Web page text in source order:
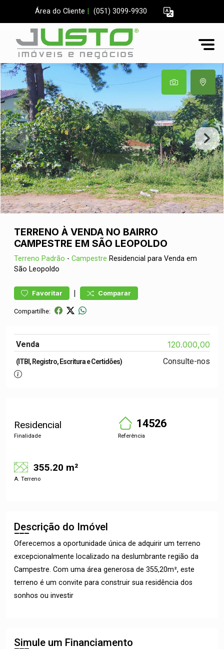
Área do Cliente (051) 3099-9930
TERRENO À VENDA NO BAIRRO
CAMPESTRE EM SÃO LEOPOLDO
Terreno Padrão - Campestre Residencial para Venda em
São Leopoldo
Favoritar | Comparar
Compartilhe:
Venda 120.000,00
(ITBI, Registro, Escritura e Certidões) Consulte-nos
Residencial
Finalidade
14526
Referência
355.20 m²
A. Terreno
Descrição do Imóvel
Oferecemos a oportunidade única de adquirir um terreno
excepcionalmente localizado na deslumbrante região da
Campestre. Com uma área generosa de 355,20m², este
terreno é um convite para construir sua residência dos
sonhos ou investir
Simule um Financiamento